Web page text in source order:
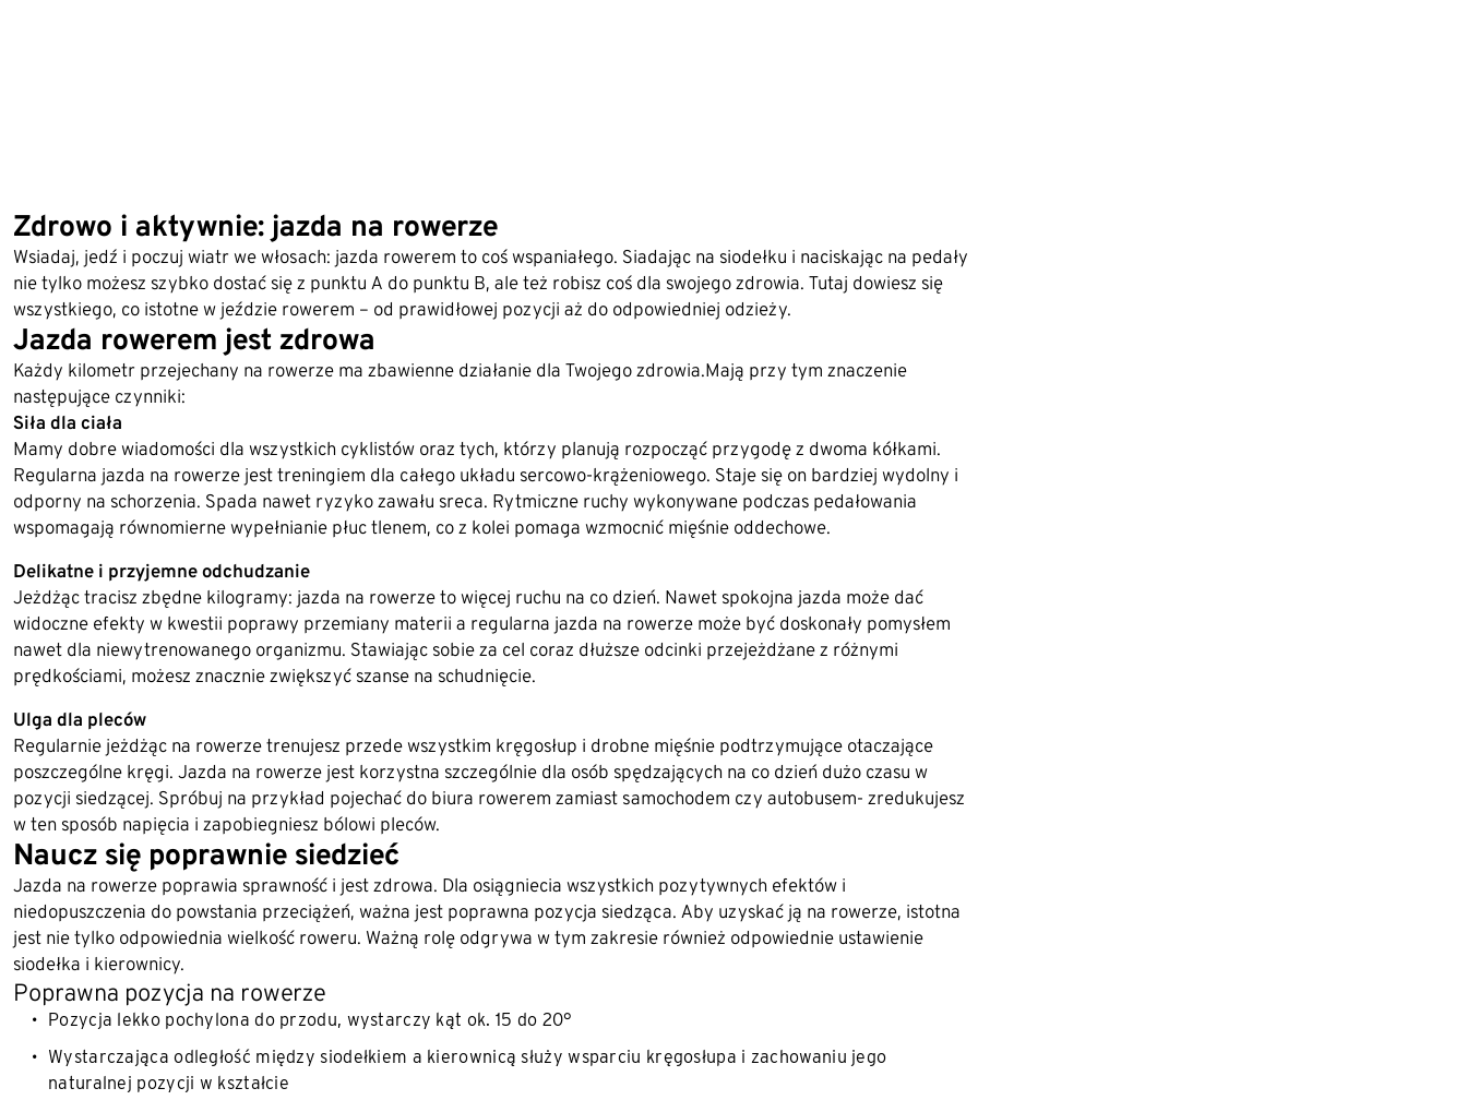
Zdrowo i aktywnie: jazda na rowerze
Wsiadaj, jedź i poczuj wiatr we włosach: jazda rowerem to coś wspaniałego. Siadając na siodełku i naciskając na pedały
nie tylko możesz szybko dostać się z punktu A do punktu B, ale też robisz coś dla swojego zdrowia. Tutaj dowiesz się
wszystkiego, co istotne w jeździe rowerem – od prawidłowej pozycji aż do odpowiedniej odzieży.
Jazda rowerem jest zdrowa
Każdy kilometr przejechany na rowerze ma zbawienne działanie dla Twojego zdrowia.Mają przy tym znaczenie
następujące czynniki:
Siła dla ciała
Mamy dobre wiadomości dla wszystkich cyklistów oraz tych, którzy planują rozpocząć przygodę z dwoma kółkami.
Regularna jazda na rowerze jest treningiem dla całego układu sercowo-krążeniowego. Staje się on bardziej wydolny i
odporny na schorzenia. Spada nawet ryzyko zawału sreca. Rytmiczne ruchy wykonywane podczas pedałowania
wspomagają równomierne wypełnianie płuc tlenem, co z kolei pomaga wzmocnić mięśnie oddechowe.
Delikatne i przyjemne odchudzanie
Jeżdżąc tracisz zbędne kilogramy: jazda na rowerze to więcej ruchu na co dzień. Nawet spokojna jazda może dać
widoczne efekty w kwestii poprawy przemiany materii a regularna jazda na rowerze może być doskonały pomysłem
nawet dla niewytrenowanego organizmu. Stawiając sobie za cel coraz dłuższe odcinki przejeżdżane z różnymi
prędkościami, możesz znacznie zwiększyć szanse na schudnięcie.
Ulga dla pleców
Regularnie jeżdżąc na rowerze trenujesz przede wszystkim kręgosłup i drobne mięśnie podtrzymujące otaczające
poszczególne kręgi. Jazda na rowerze jest korzystna szczególnie dla osób spędzających na co dzień dużo czasu w
pozycji siedzącej. Spróbuj na przykład pojechać do biura rowerem zamiast samochodem czy autobusem- zredukujesz
w ten sposób napięcia i zapobiegniesz bólowi pleców.
Naucz się poprawnie siedzieć
Jazda na rowerze poprawia sprawność i jest zdrowa. Dla osiągniecia wszystkich pozytywnych efektów i
niedopuszczenia do powstania przeciążeń, ważna jest poprawna pozycja siedząca. Aby uzyskać ją na rowerze, istotna
jest nie tylko odpowiednia wielkość roweru. Ważną rolę odgrywa w tym zakresie również odpowiednie ustawienie
siodełka i kierownicy.
Poprawna pozycja na rowerze
Pozycja lekko pochylona do przodu, wystarczy kąt ok. 15 do 20°
Wystarczająca odległość między siodełkiem a kierownicą służy wsparciu kręgosłupa i zachowaniu jego
naturalnej pozycji w kształcie